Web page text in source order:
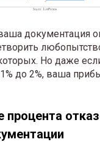
документация
Но даже
1% до 2%, ваша
процента